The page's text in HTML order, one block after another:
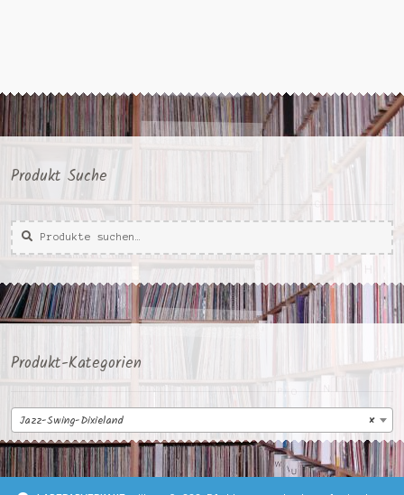
Produkt Suche
Suche
nach:
Suche
Produkt-Kategorien
×
Jazz-Swing-Dixieland